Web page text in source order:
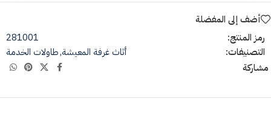
أضف إلى المفضلة
رمز المنتج:
281001
التصنيفات:
أثاث غرفة المعيشة,طاولات الخدمة
مشاركة